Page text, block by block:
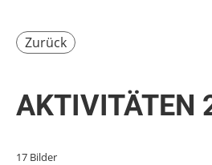
Zurück
AKTIVITÄTEN
17 Bilder